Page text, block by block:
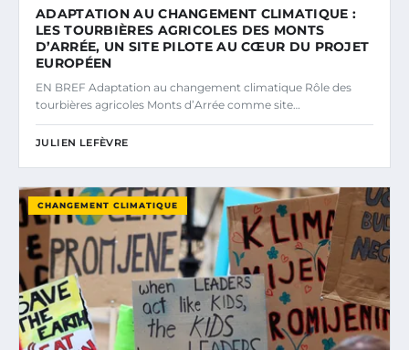
ADAPTATION AU CHANGEMENT CLIMATIQUE :
LES TOURBIÈRES AGRICOLES DES MONTS
D’ARRÉE, UN SITE PILOTE AU CŒUR DU PROJET
EUROPÉEN
EN BREF Adaptation au changement climatique Rôle des
tourbières agricoles Monts d’Arrée comme site…
JULIEN LEFÈVRE
CHANGEMENT CLIMATIQUE